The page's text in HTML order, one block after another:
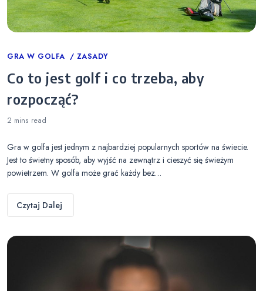
Categories
GRA W GOLFA ZASADY
Co to jest golf i co trzeba, aby
rozpocząć?
2 mins read
Gra w golfa jest jednym z najbardziej popularnych sportów na świecie.
Jest to świetny sposób, aby wyjść na zewnątrz i cieszyć się świeżym
powietrzem. W golfa może grać każdy bez…
Czytaj Dalej